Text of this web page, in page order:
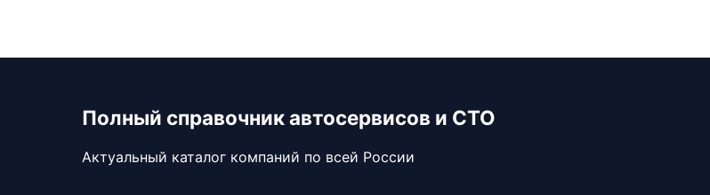
Полный справочник автосервисов и СТО
Актуальный каталог компаний по всей России